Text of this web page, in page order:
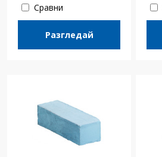
Сравни
Разгледай